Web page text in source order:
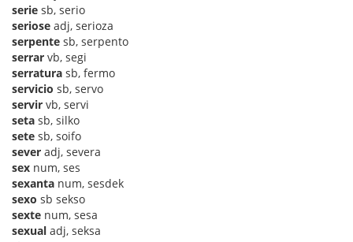
serie sb, serio
seriose adj, serioza
serpente sb, serpento
serrar vb, segi
serratura sb, fermo
servicio sb, servo
servir vb, servi
seta sb, silko
sete sb, soifo
sever adj, severa
sex num, ses
sexanta num, sesdek
sexo sb sekso
sexte num, sesa
sexual adj, seksa